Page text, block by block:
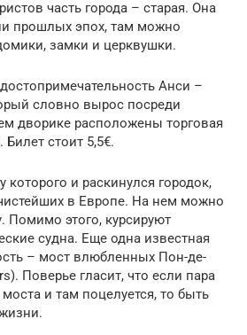
часть города – старая. Она
прошлых эпох, там можно
замки и церквушки.
Анси –
словно вырос посреди
дворике расположены торговая
Билет стоит 5,5€.
которого и раскинулся городок,
в Европе. На нем можно
Помимо этого, курсируют
судна. Еще одна известная
– мост влюбленных Пон-де-
Поверье гласит, что если пара
и там поцелуется, то быть